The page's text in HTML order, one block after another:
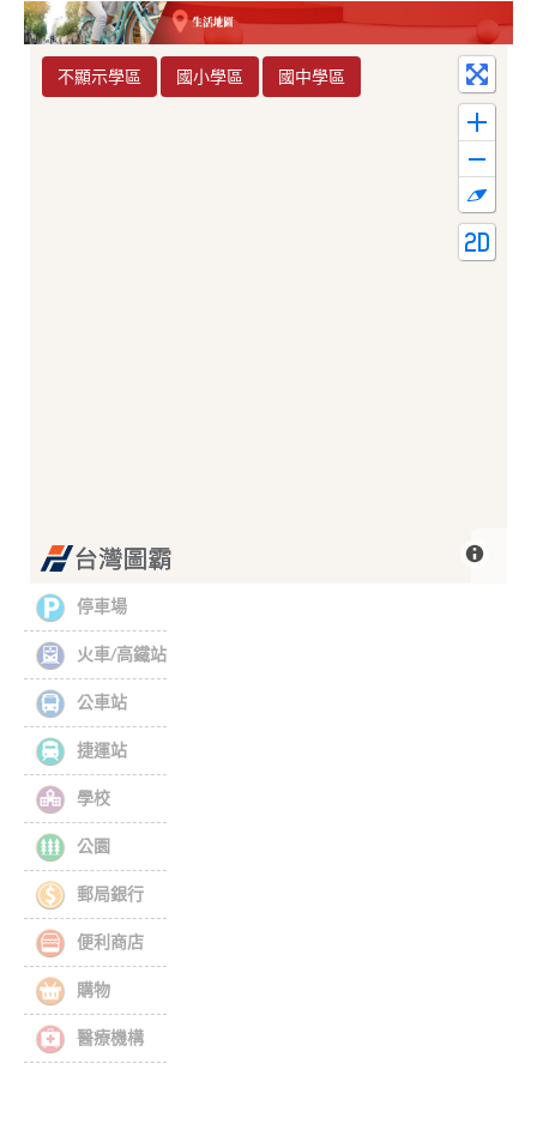
不顯示學區 國小學區 國中學區
停車場
火車/高鐵站
公車站
捷運站
學校
公園
郵局銀行
便利商店
購物
醫療機構